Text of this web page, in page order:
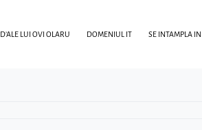
D’ALE LUI OVI OLARU DOMENIUL IT SE INTAMPLA